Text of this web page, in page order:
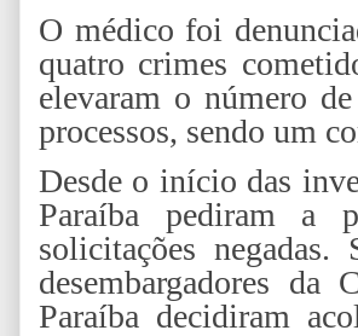
O médico foi
quatro crimes
elevaram o número
processos, sendo um
Desde o início das
Paraíba pediram a
solicitações
desembargadores
Paraíba decidiram